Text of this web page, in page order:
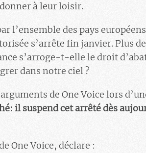
à leur loisir.
l’ensemble des pays
s’arrête fin janvier. Plus
s’arroge-t-elle le droit
dans notre ciel ?
de One Voice lors
il suspend cet arrêté dès
One Voice, déclare :